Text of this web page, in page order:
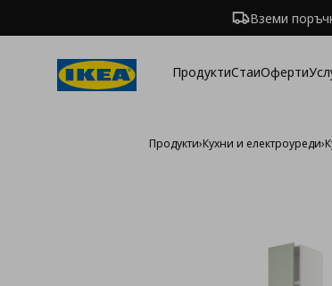
Вземи
ПродуктиСтаиОферти
Продукти›Кухни и електроуреди›